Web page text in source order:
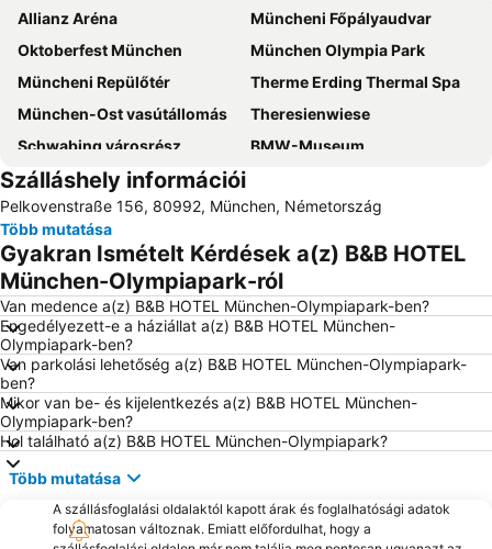
Allianz Aréna
Müncheni Főpályaudvar
Oktoberfest München
München Olympia Park
Müncheni Repülőtér
Therme Erding Thermal Spa
München-Ost vasútállomás
Theresienwiese
Schwabing városrész
BMW-Museum
Trudering-Riem
Starnberger See
Olympiahalle München
Bahnhof Dachau
Marien tér
Fröttmaning Metro Station
Ammersee
Bavaria
München-Pasing vasútállomás
Berg am Laim
Theresienwiese Metro Station
Laim
Régi városháza
Hadern
Klinikum Großhadern Metro Station
Kloster Scheyern
Moosach
Feldmoching-Hasenbergl
Altstadt-Lehel
Haderner Stern Metro Station
Szálláshely információi
Pelkovenstraße 156, 80992, München, Németország
Több mutatása
Gyakran Ismételt Kérdések a(z) B&B HOTEL
München-Olympiapark-ról
Van medence a(z) B&B HOTEL München-Olympiapark-ben?
Engedélyezett-e a háziállat a(z) B&B HOTEL München-
Olympiapark-ben?
Van parkolási lehetőség a(z) B&B HOTEL München-Olympiapark-
ben?
Mikor van be- és kijelentkezés a(z) B&B HOTEL München-
Olympiapark-ben?
Hol található a(z) B&B HOTEL München-Olympiapark?
Több mutatása
A szállásfoglalási oldalaktól kapott árak és foglalhatósági adatok
folyamatosan változnak. Emiatt előfordulhat, hogy a